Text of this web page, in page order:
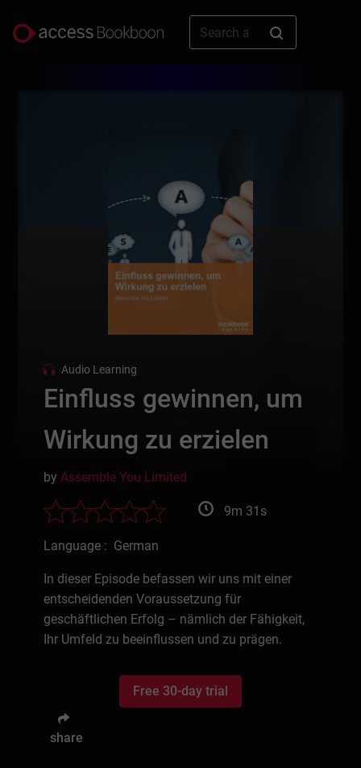
Audio Learning
Einfluss gewinnen, um
Wirkung zu erzielen
byAssemble You Limited
9m 31s
Language : German
In dieser Episode befassen wir uns mit einer
entscheidenden Voraussetzung für
geschäftlichen Erfolg – nämlich der Fähigkeit,
Ihr Umfeld zu beeinflussen und zu prägen.
Free 30-day trial
share